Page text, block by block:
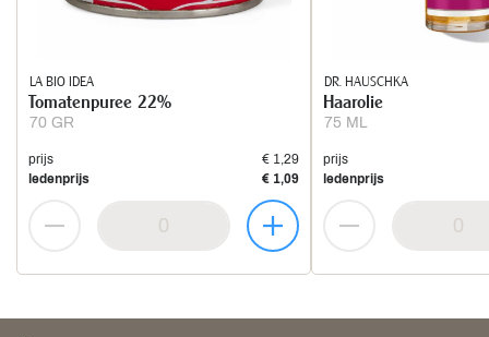
LA BIO IDEA
70 GR
Tomatenpuree 22%
prijs
€ 1,29
ledenprijs
€ 1,09
DR. HAUSCHKA
75 ML
Haarolie
prijs
ledenprijs